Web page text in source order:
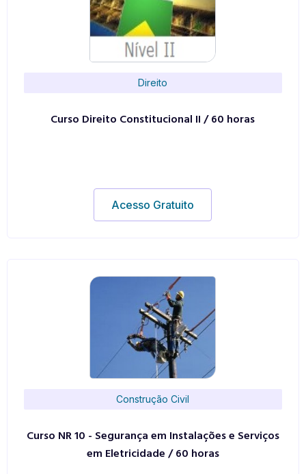
Direito
Curso Direito Constitucional II / 60 horas
Acesso Gratuito
Construção Civil
Curso NR 10 - Segurança em Instalações e Serviços
em Eletricidade / 60 horas